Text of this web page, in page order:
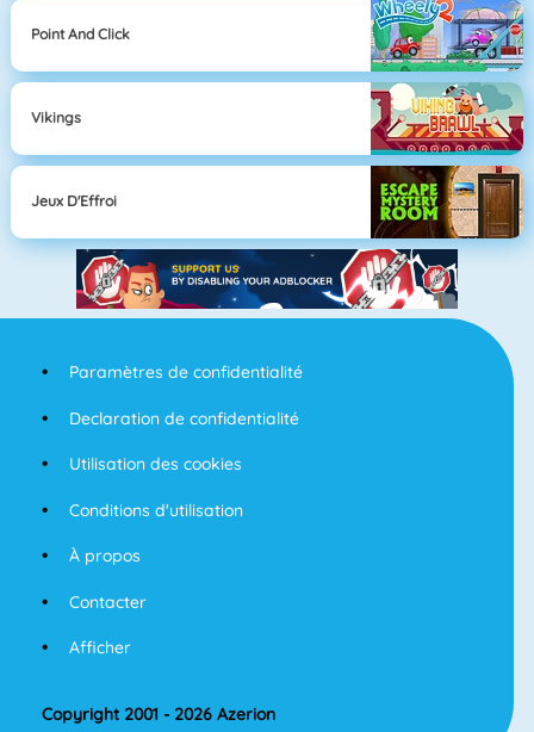
Point And Click
Vikings
Jeux D'Effroi
Paramètres de confidentialité
Declaration de confidentialité
Utilisation des cookies
Conditions d'utilisation
À propos
Contacter
Afficher
Copyright 2001 - 2026 Azerion